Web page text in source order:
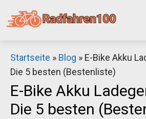
Inhalt
Startseite » Blog » E-Bike Akku
Die 5 besten (Bestenliste)
E-Bike Akku
Die 5 besten
Decathlon